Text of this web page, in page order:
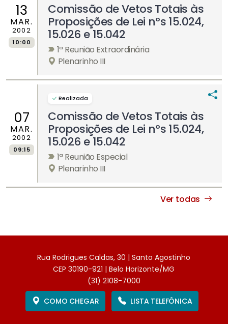
13
MAR.
2002
10:00
Comissão de Vetos Totais às
Proposições de Lei nºs 15.024,
15.026 e 15.042
1ª Reunião Extraordinária
Plenarinho III
07
MAR.
2002
09:15
Realizada
Comissão de Vetos Totais às
Proposições de Lei nºs 15.024,
15.026 e 15.042
1ª Reunião Especial
Plenarinho III
Ver todas
Rua Rodrigues Caldas, 30 | Santo Agostinho
CEP 30190-921 | Belo Horizonte/MG
(31) 2108-7000
COMO CHEGAR
LISTA TELEFÔNICA